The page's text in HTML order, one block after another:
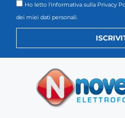
Ho letto l'informativa sulla Privacy
dei miei dati personali.